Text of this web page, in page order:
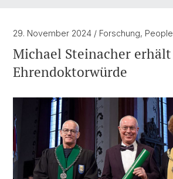
29. November 2024 / Forschung, People
Michael Steinacher erhält
Ehrendoktorwürde